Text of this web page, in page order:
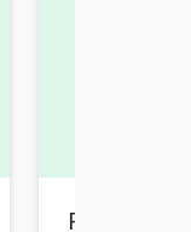
Pasar